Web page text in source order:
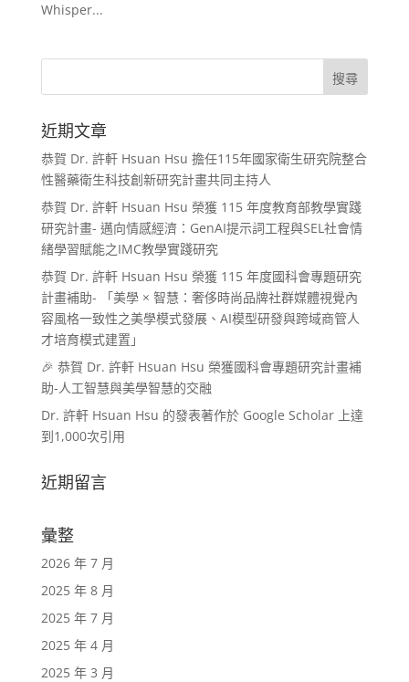
Whisper...
近期文章
恭賀 Dr. 許軒 Hsuan Hsu 擔任115年國家衛生研究院整合
性醫藥衛生科技創新研究計畫共同主持人
恭賀 Dr. 許軒 Hsuan Hsu 榮獲 115 年度教育部教學實踐
研究計畫- 邁向情感經濟：GenAI提示詞工程與SEL社會情
緒學習賦能之IMC教學實踐研究
恭賀 Dr. 許軒 Hsuan Hsu 榮獲 115 年度國科會專題研究
計畫補助- 「美學 × 智慧：奢侈時尚品牌社群媒體視覺內
容風格一致性之美學模式發展、AI模型研發與跨域商管人
才培育模式建置」
🎉 恭賀 Dr. 許軒 Hsuan Hsu 榮獲國科會專題研究計畫補
助-人工智慧與美學智慧的交融
Dr. 許軒 Hsuan Hsu 的發表著作於 Google Scholar 上達
到1,000次引用
近期留言
彙整
2026 年 7 月
2025 年 8 月
2025 年 7 月
2025 年 4 月
2025 年 3 月